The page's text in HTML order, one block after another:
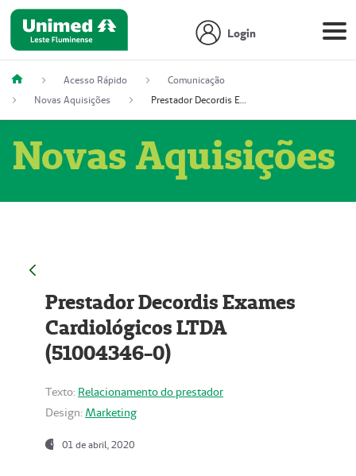
Login
Acesso Rápido
Comunicação
Novas Aquisições
Prestador Decordis Exames Cardiológicos LTDA (51004346-0)
Novas Aquisições
Prestador Decordis Exames
Cardiológicos LTDA
(51004346-0)
Texto: Relacionamento do prestador
Design: Marketing
01 de abril, 2020